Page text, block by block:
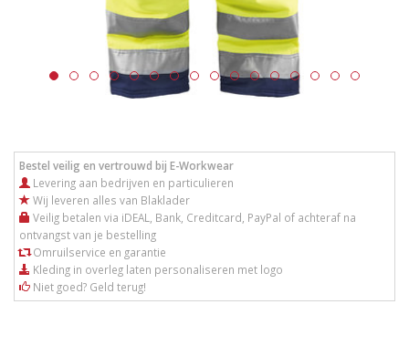
Bestel veilig en vertrouwd bij E-Workwear
Levering aan bedrijven en particulieren
Wij leveren alles van Blaklader
Veilig betalen via iDEAL, Bank, Creditcard, PayPal of achteraf na
ontvangst van je bestelling
Omruilservice en garantie
Kleding in overleg laten personaliseren met logo
Niet goed? Geld terug!